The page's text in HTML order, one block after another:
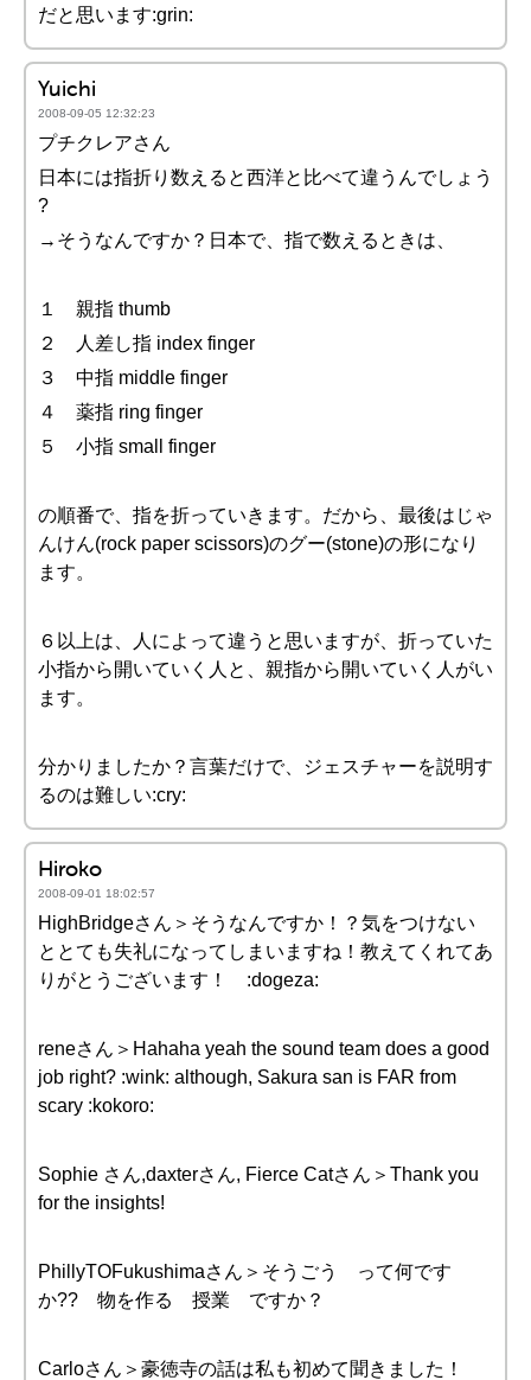
だと思います:grin:
Yuichi
2008-09-05 12:32:23
プチクレアさん
日本には指折り数えると西洋と比べて違うんでしょう
?
→そうなんですか？日本で、指で数えるときは、
１ 親指 thumb
２ 人差し指 index finger
３ 中指 middle finger
４ 薬指 ring finger
５ 小指 small finger
の順番で、指を折っていきます。だから、最後はじゃ
んけん(rock paper scissors)のグー(stone)の形になり
ます。
６以上は、人によって違うと思いますが、折っていた
小指から開いていく人と、親指から開いていく人がい
ます。
分かりましたか？言葉だけで、ジェスチャーを説明す
るのは難しい:cry:
Hiroko
2008-09-01 18:02:57
HighBridgeさん＞そうなんですか！？気をつけない
ととても失礼になってしまいますね！教えてくれてあ
りがとうございます！ :dogeza:
reneさん＞Hahaha yeah the sound team does a good
job right? :wink: although, Sakura san is FAR from
scary :kokoro:
Sophie さん,daxterさん, Fierce Catさん＞Thank you
for the insights!
PhillyTOFukushimaさん＞そうごう って何です
か?? 物を作る 授業 ですか？
Carloさん＞豪徳寺の話は私も初めて聞きました！